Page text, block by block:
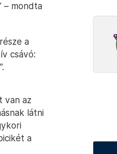
– mondta
a
csávó:
van az
látni
a